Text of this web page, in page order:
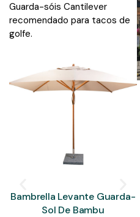
Guarda-sóis Cantilever
recomendado para tacos de
golfe.
Bambrella Levante Guarda-
Sol De Bambu